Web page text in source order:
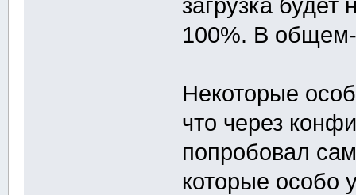
загрузка
100%. В общем-
Некоторые
что через
попробовал
которые особо